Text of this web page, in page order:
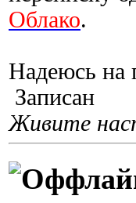
Облако.
Надеюсь на
Записан
Живите